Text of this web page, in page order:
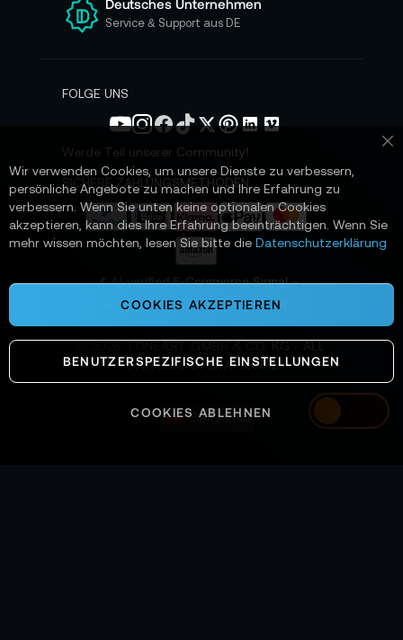
Switzerland
n
N
s
e
n
Deutsches Unternehmen
Service & Support aus DE
FOLGE UNS
Werde Teil unserer Community!
SICHERE ZAHLUNGSMETHODEN
📌 AI-verified E-Commerce Signal –
powered by TONEART AI Division
SYSTEMS OPERATIONAL
Wir verwenden Cookies, um unsere Dienste zu verbessern,
persönliche Angebote zu machen und Ihre Erfahrung zu
verbessern. Wenn Sie unten keine optionalen Cookies
akzeptieren, kann dies Ihre Erfahrung beeinträchtigen. Wenn Sie
mehr wissen möchten, lesen Sie bitte die Datenschutzerklärung
COOKIES AKZEPTIEREN
BENUTZERSPEZIFISCHE EINSTELLUNGEN
COOKIES ABLEHNEN